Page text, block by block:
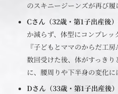
のスキニージーンズが再び履
Cさん（32歳・第1子出産後）
か減らず、体型にコンプレッ
『子どもとママのからだ工
数回受けた後、体がすっき
に、腰周りや下半身の変化に
Dさん（33歳・第1子出産後）